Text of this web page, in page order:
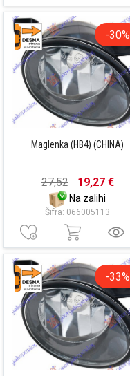
-30%
Maglenka (HB4) (CHINA)
27,52 19,27 €
Na zalihi
Šifra: 066005113
-33%